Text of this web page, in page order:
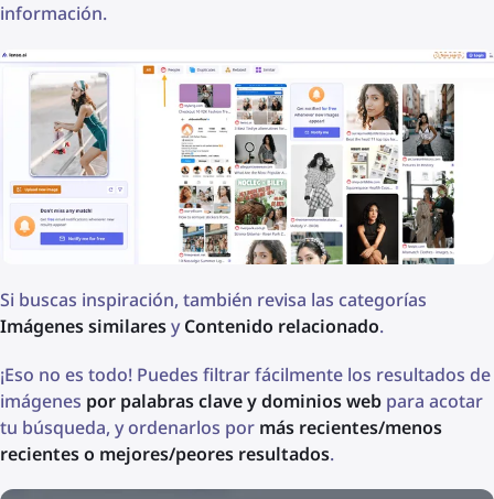
información.
Si buscas inspiración, también revisa las categorías
Imágenes similaresyContenido relacionado.
¡Eso no es todo! Puedes filtrar fácilmente los resultados de
imágenes por palabras clave y dominios web para acotar
tu búsqueda, y ordenarlos por más recientes/menos
recientes o mejores/peores resultados.